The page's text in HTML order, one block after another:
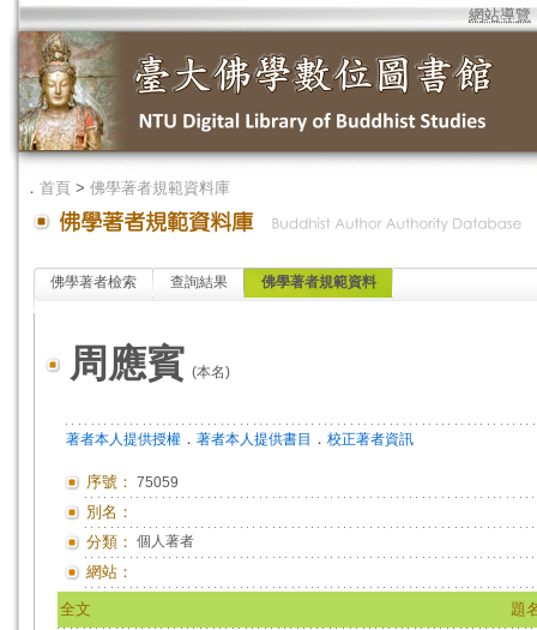
網站導覽
． 首頁 > 佛學著者規範資料庫
佛學著者檢索 查詢結果 佛學著者規範資料
周應賓 (本名)
著者本人提供授權 ． 著者本人提供書目 ． 校正著者資訊
序號： 75059
別名：
分類： 個人著者
網站：
全文
題